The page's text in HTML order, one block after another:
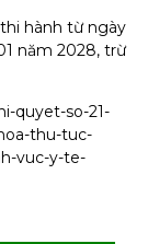
hành từ ngày
năm 2028, trừ
quyet-so-21-
thu-tuc-
vuc-y-te-